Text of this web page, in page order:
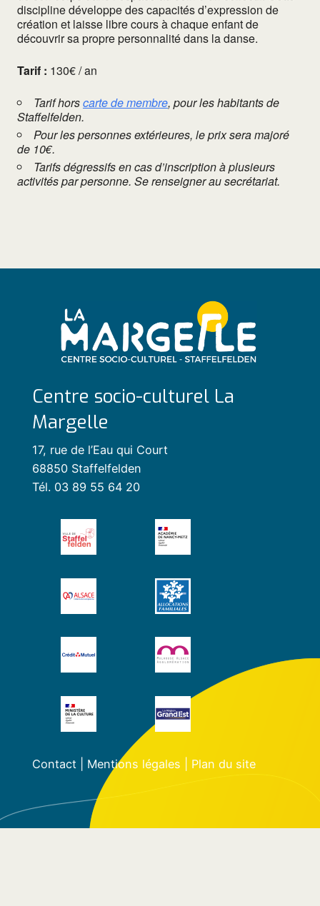
discipline développe des capacités d’expression de
création et laisse libre cours à chaque enfant de
découvrir sa propre personnalité dans la danse.
Tarif : 130€ / an
Tarif horscarte de membre, pour les habitants de
Staffelfelden.
Pour les personnes extérieures, le prix sera majoré
de 10€.
Tarifs dégressifs en cas d’inscription à plusieurs
activités par personne. Se renseigner au secrétariat.
Centre socio-culturel La
Margelle
17, rue de l’Eau qui Court
68850 Staffelfelden
Tél. 03 89 55 64 20
Contact| Mentions légales Plan du site